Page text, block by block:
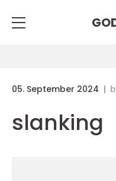
05. September 2024
slanking